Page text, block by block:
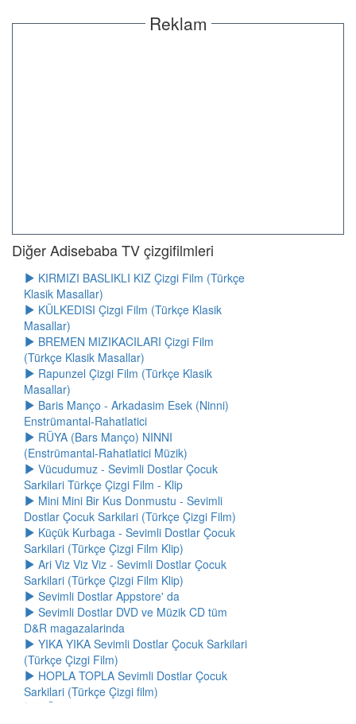
Reklam
Diğer Adisebaba TV çizgifilmleri
KIRMIZI BASLIKLI KIZ Çizgi Film (Türkçe
Klasik Masallar)
KÜLKEDISI Çizgi Film (Türkçe Klasik
Masallar)
BREMEN MIZIKACILARI Çizgi Film
(Türkçe Klasik Masallar)
Rapunzel Çizgi Film (Türkçe Klasik
Masallar)
Baris Manço - Arkadasim Esek (Ninni)
Enstrümantal-Rahatlatici
RÜYA (Bars Manço) NINNI
(Enstrümantal-Rahatlatici Müzik)
Vücudumuz - Sevimli Dostlar Çocuk
Sarkilari Türkçe Çizgi Film - Klip
Mini Mini Bir Kus Donmustu - Sevimli
Dostlar Çocuk Sarkilari (Türkçe Çizgi Film)
Küçük Kurbaga - Sevimli Dostlar Çocuk
Sarkilari (Türkçe Çizgi Film Klip)
Ari Viz Viz Viz - Sevimli Dostlar Çocuk
Sarkilari (Türkçe Çizgi Film Klip)
Sevimli Dostlar Appstore' da
Sevimli Dostlar DVD ve Müzik CD tüm
D&R magazalarinda
YIKA YIKA Sevimli Dostlar Çocuk Sarkilari
(Türkçe Çizgi Film)
HOPLA TOPLA Sevimli Dostlar Çocuk
Sarkilari (Türkçe Çizgi film)
GÜNAYDIN DE Sevimli Dostlar Çocuk